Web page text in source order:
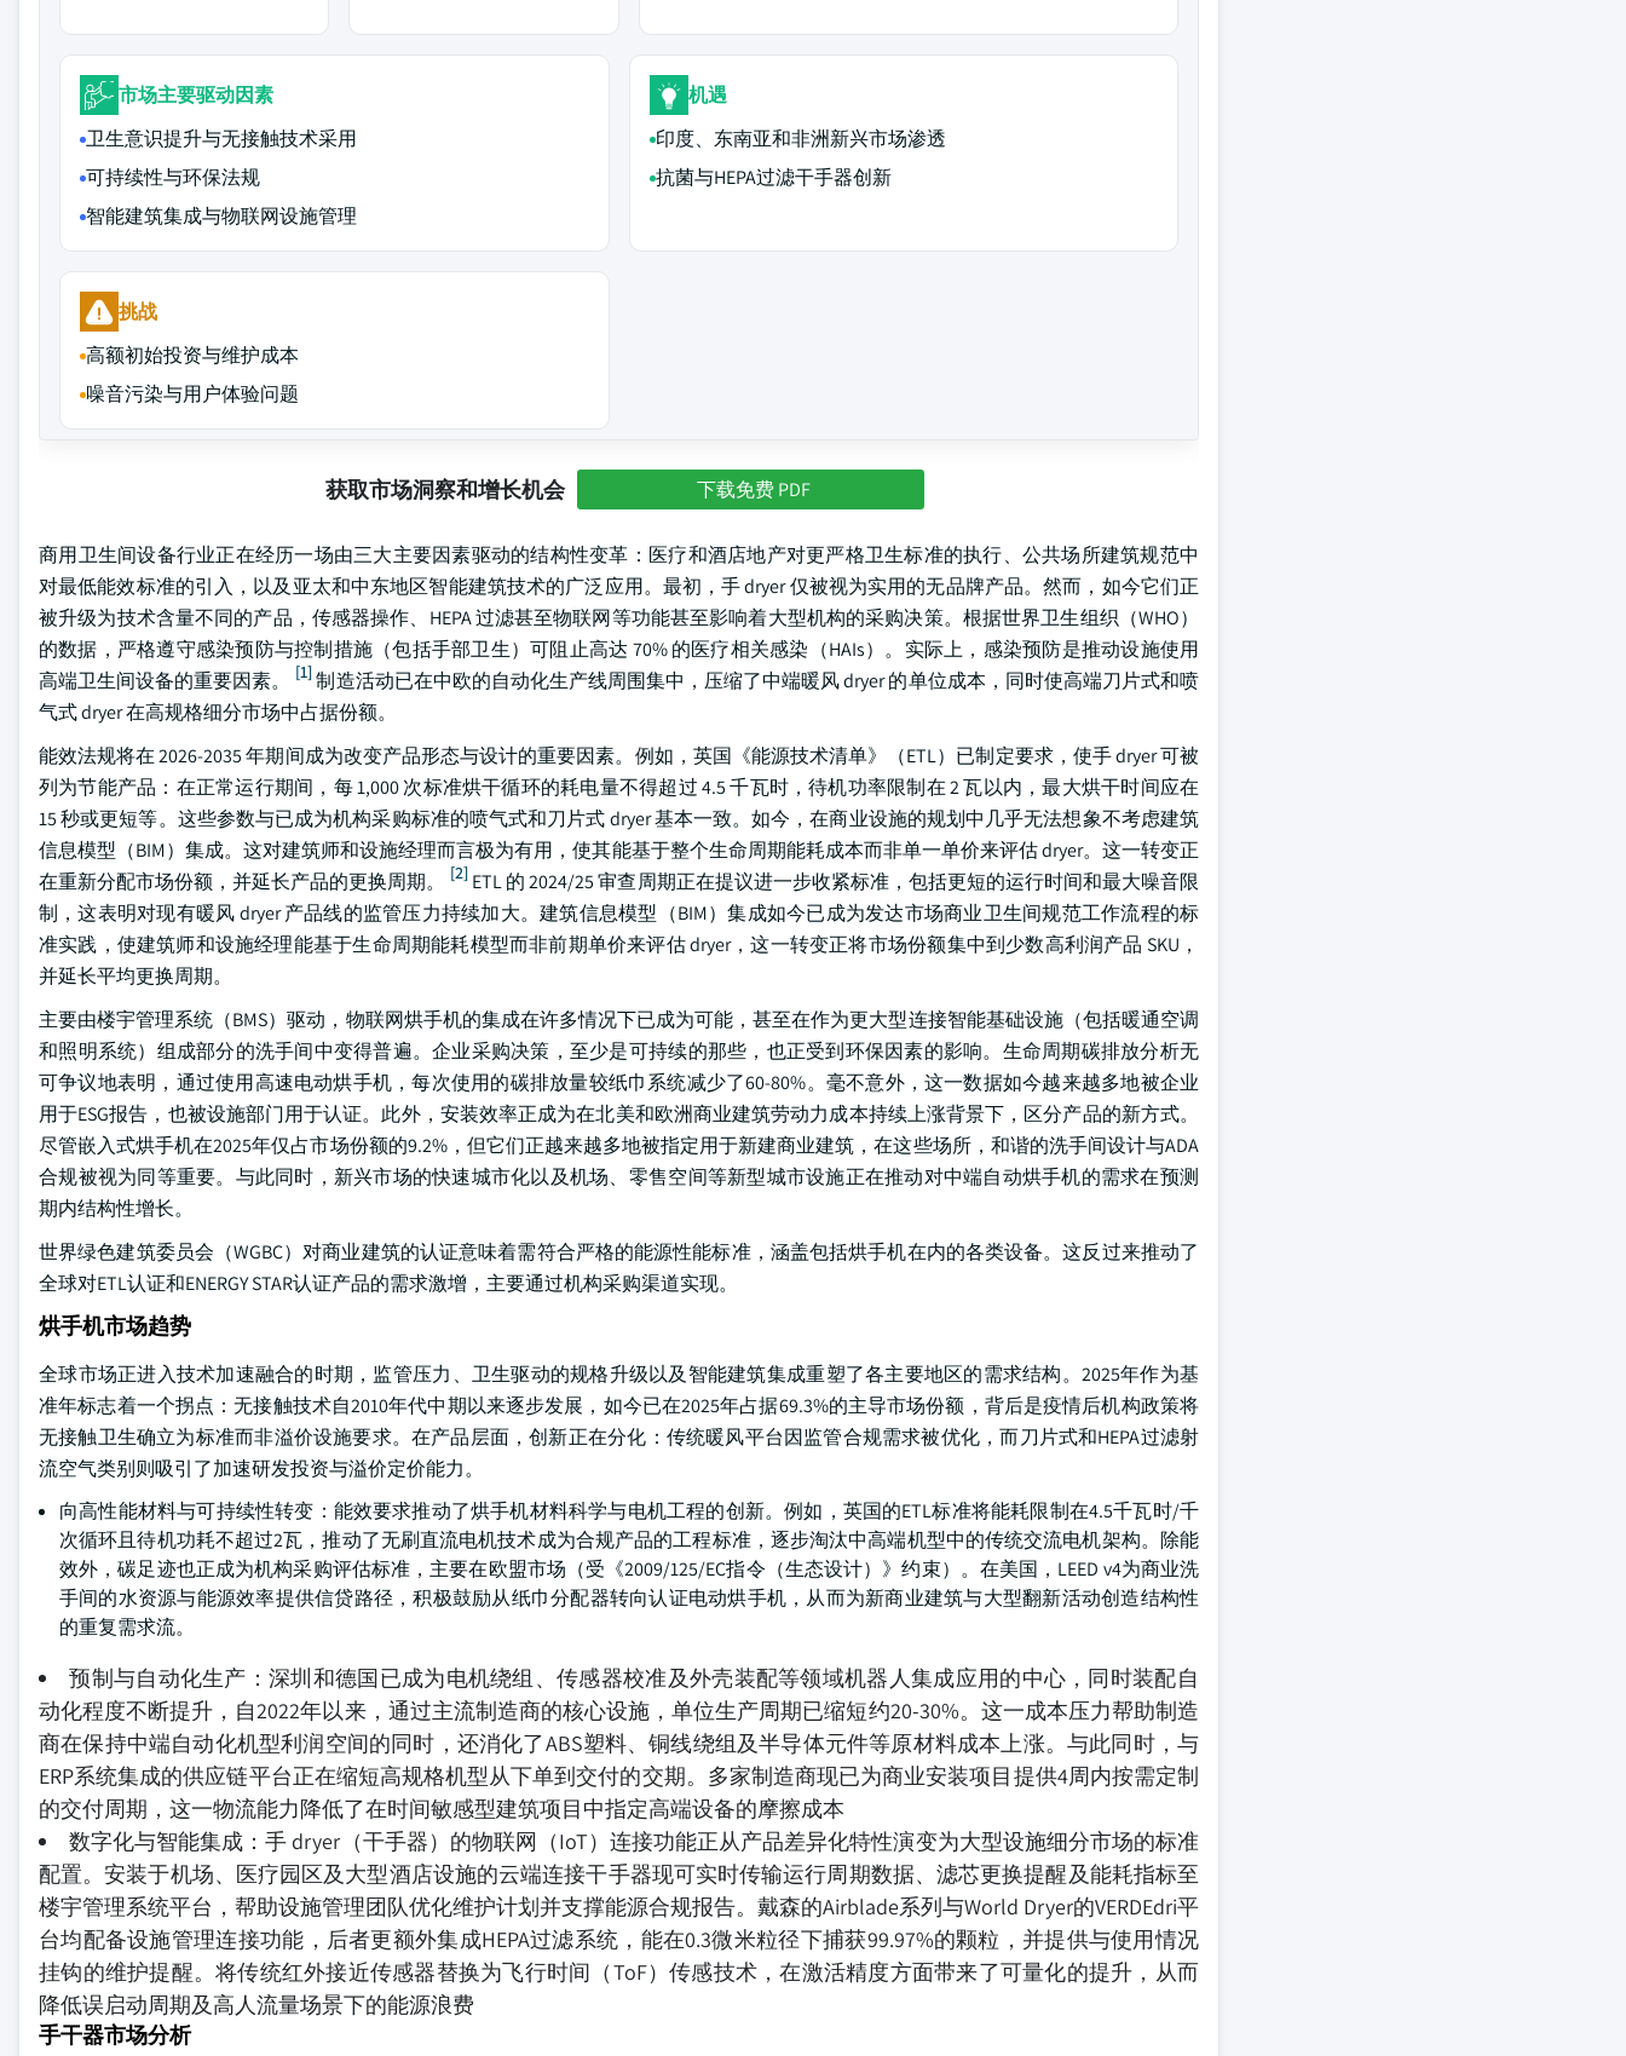
市场主要驱动因素
卫生意识提升与无接触技术采用
可持续性与环保法规
智能建筑集成与物联网设施管理
机遇
印度、东南亚和非洲新兴市场渗透
抗菌与HEPA过滤干手器创新
挑战
高额初始投资与维护成本
噪音污染与用户体验问题
获取市场洞察和增长机会 下载免费 PDF
商用卫生间设备行业正在经历一场由三大主要因素驱动的结构性变革：医疗和酒店地产对更严格卫生标准的执行、公共场所建筑规范中
对最低能效标准的引入，以及亚太和中东地区智能建筑技术的广泛应用。最初，手 dryer 仅被视为实用的无品牌产品。然而，如今它们正
被升级为技术含量不同的产品，传感器操作、HEPA 过滤甚至物联网等功能甚至影响着大型机构的采购决策。根据世界卫生组织（WHO）
的数据，严格遵守感染预防与控制措施（包括手部卫生）可阻止高达 70% 的医疗相关感染（HAIs）。实际上，感染预防是推动设施使用
高端卫生间设备的重要因素。
[1]制造活动已在中欧的自动化生产线周围集中，压缩了中端暖风 dryer 的单位成本，同时使高端刀片式和喷
气式 dryer 在高规格细分市场中占据份额。
能效法规将在 2026-2035 年期间成为改变产品形态与设计的重要因素。例如，英国《能源技术清单》（ETL）已制定要求，使手 dryer 可被
列为节能产品：在正常运行期间，每 1,000 次标准烘干循环的耗电量不得超过 4.5 千瓦时，待机功率限制在 2 瓦以内，最大烘干时间应在
15 秒或更短等。这些参数与已成为机构采购标准的喷气式和刀片式 dryer 基本一致。如今，在商业设施的规划中几乎无法想象不考虑建筑
信息模型（BIM）集成。这对建筑师和设施经理而言极为有用，使其能基于整个生命周期能耗成本而非单一单价来评估 dryer。这一转变正
在重新分配市场份额，并延长产品的更换周期。
[2] ETL 的 2024/25 审查周期正在提议进一步收紧标准，包括更短的运行时间和最大噪音限
制，这表明对现有暖风 dryer 产品线的监管压力持续加大。建筑信息模型（BIM）集成如今已成为发达市场商业卫生间规范工作流程的标
准实践，使建筑师和设施经理能基于生命周期能耗模型而非前期单价来评估 dryer，这一转变正将市场份额集中到少数高利润产品 SKU，
并延长平均更换周期。
主要由楼宇管理系统（BMS）驱动，物联网烘手机的集成在许多情况下已成为可能，甚至在作为更大型连接智能基础设施（包括暖通空调
和照明系统）组成部分的洗手间中变得普遍。企业采购决策，至少是可持续的那些，也正受到环保因素的影响。生命周期碳排放分析无
可争议地表明，通过使用高速电动烘手机，每次使用的碳排放量较纸巾系统减少了60-80%。毫不意外，这一数据如今越来越多地被企业
用于ESG报告，也被设施部门用于认证。此外，安装效率正成为在北美和欧洲商业建筑劳动力成本持续上涨背景下，区分产品的新方式。
尽管嵌入式烘手机在2025年仅占市场份额的9.2%，但它们正越来越多地被指定用于新建商业建筑，在这些场所，和谐的洗手间设计与ADA
合规被视为同等重要。与此同时，新兴市场的快速城市化以及机场、零售空间等新型城市设施正在推动对中端自动烘手机的需求在预测
期内结构性增长。
世界绿色建筑委员会（WGBC）对商业建筑的认证意味着需符合严格的能源性能标准，涵盖包括烘手机在内的各类设备。这反过来推动了
全球对ETL认证和ENERGY STAR认证产品的需求激增，主要通过机构采购渠道实现。
烘手机市场趋势
全球市场正进入技术加速融合的时期，监管压力、卫生驱动的规格升级以及智能建筑集成重塑了各主要地区的需求结构。2025年作为基
准年标志着一个拐点：无接触技术自2010年代中期以来逐步发展，如今已在2025年占据69.3%的主导市场份额，背后是疫情后机构政策将
无接触卫生确立为标准而非溢价设施要求。在产品层面，创新正在分化：传统暖风平台因监管合规需求被优化，而刀片式和HEPA过滤射
流空气类别则吸引了加速研发投资与溢价定价能力。
向高性能材料与可持续性转变：能效要求推动了烘手机材料科学与电机工程的创新。例如，英国的ETL标准将能耗限制在4.5千瓦时/千
次循环且待机功耗不超过2瓦，推动了无刷直流电机技术成为合规产品的工程标准，逐步淘汰中高端机型中的传统交流电机架构。除能
效外，碳足迹也正成为机构采购评估标准，主要在欧盟市场（受《2009/125/EC指令（生态设计）》约束）。在美国，LEED v4为商业洗
手间的水资源与能源效率提供信贷路径，积极鼓励从纸巾分配器转向认证电动烘手机，从而为新商业建筑与大型翻新活动创造结构性
的重复需求流。
预制与自动化生产：深圳和德国已成为电机绕组、传感器校准及外壳装配等领域机器人集成应用的中心，同时装配自
动化程度不断提升，自2022年以来，通过主流制造商的核心设施，单位生产周期已缩短约20-30%。这一成本压力帮助制造
商在保持中端自动化机型利润空间的同时，还消化了ABS塑料、铜线绕组及半导体元件等原材料成本上涨。与此同时，与
ERP系统集成的供应链平台正在缩短高规格机型从下单到交付的交期。多家制造商现已为商业安装项目提供4周内按需定制
的交付周期，这一物流能力降低了在时间敏感型建筑项目中指定高端设备的摩擦成本
数字化与智能集成：手 dryer（干手器）的物联网（IoT）连接功能正从产品差异化特性演变为大型设施细分市场的标准
配置。安装于机场、医疗园区及大型酒店设施的云端连接干手器现可实时传输运行周期数据、滤芯更换提醒及能耗指标至
楼宇管理系统平台，帮助设施管理团队优化维护计划并支撑能源合规报告。戴森的Airblade系列与World Dryer的VERDEdri平
台均配备设施管理连接功能，后者更额外集成HEPA过滤系统，能在0.3微米粒径下捕获99.97%的颗粒，并提供与使用情况
挂钩的维护提醒。将传统红外接近传感器替换为飞行时间（ToF）传感技术，在激活精度方面带来了可量化的提升，从而
降低误启动周期及高人流量场景下的能源浪费
手干器市场分析